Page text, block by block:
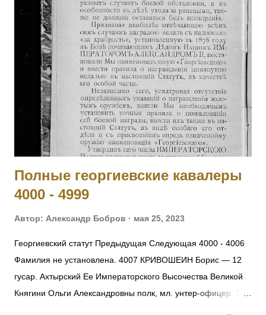
5538 и 4 ст. No 97018 за Русско-Японскую войну, медали 3
ст. No 11473, 4 ст. No 1124. 2001 ОРЕЛ Яков — Л.гв.
Павловский полк, 7 рота, подпрапорщик. За то, что в бою
4.11.1914 у д. Янгрот, за убылью из строя всех господ
офицеров, принял на себя командование ротой, сохранил
порядок в роте и отразил ожесточенную атаку противнику.
[II-992, III-8460, IV-5177] 2002 КОБЫЛЕЦКИЙ Лев Орестович
— Л.гв. Московский полк, команда конных разведчиков, ст.
унтер-офицер. За отличие в боях с 6 по 10.11.19...
Полные георгиевские кавалеры
4000 - 4999
Автор: Александр Бобров мая 25, 2023
Георгиевский статут Предыдущая Следующая 4000 - 4006
Фамилия не установлена. 4007 КРИВОШЕИН Борис — 12
гусар. Ахтырский Ее Императорского Высочества Великой
Княгини Ольги Александровны полк, мл. унтер-офицер. За